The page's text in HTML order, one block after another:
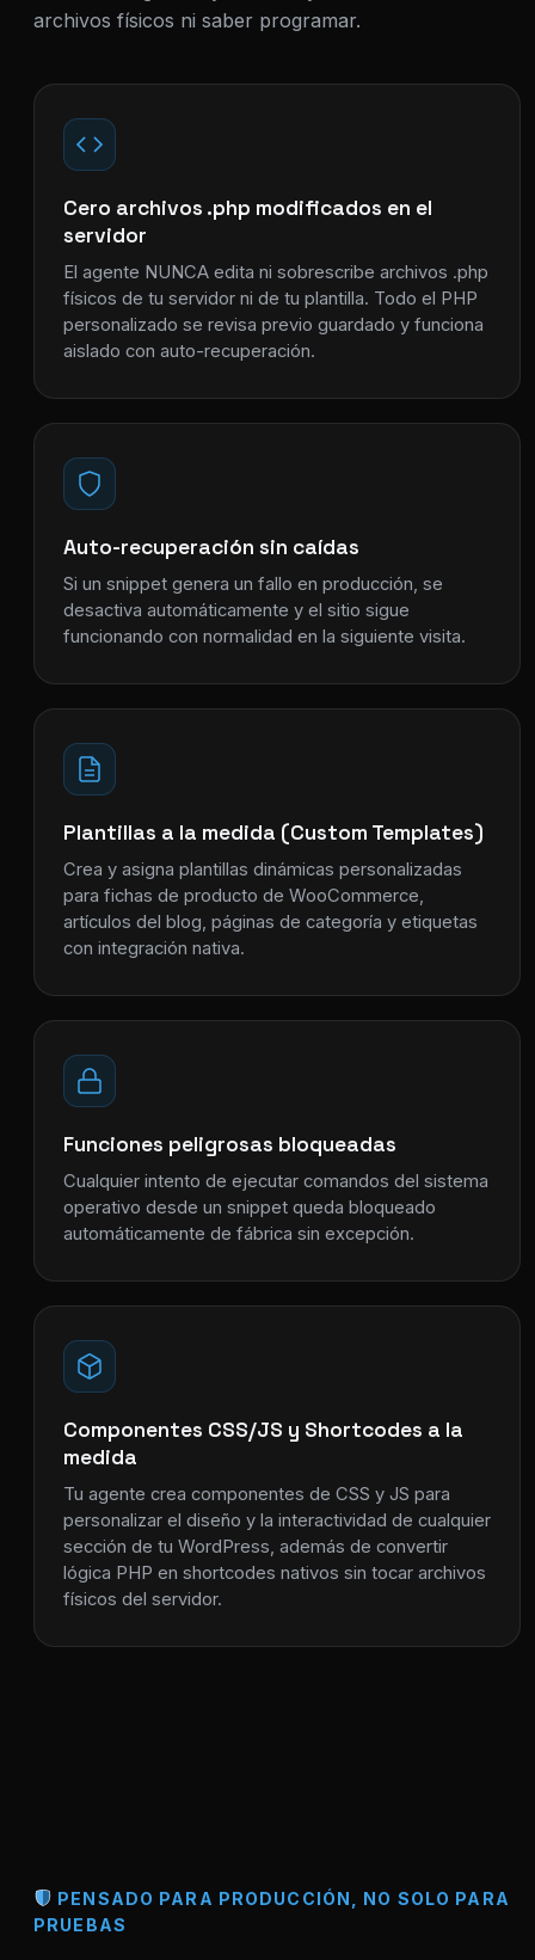
archivos físicos ni saber programar.
Cero archivos .php modificados en el
servidor
El agente NUNCA edita ni sobrescribe archivos .php
físicos de tu servidor ni de tu plantilla. Todo el PHP
personalizado se revisa previo guardado y funciona
aislado con auto-recuperación.
Auto-recuperación sin caídas
Si un snippet genera un fallo en producción, se
desactiva automáticamente y el sitio sigue
funcionando con normalidad en la siguiente visita.
Plantillas a la medida (Custom Templates)
Crea y asigna plantillas dinámicas personalizadas
para fichas de producto de WooCommerce,
artículos del blog, páginas de categoría y etiquetas
con integración nativa.
Funciones peligrosas bloqueadas
Cualquier intento de ejecutar comandos del sistema
operativo desde un snippet queda bloqueado
automáticamente de fábrica sin excepción.
Componentes CSS/JS y Shortcodes a la
medida
Tu agente crea componentes de CSS y JS para
personalizar el diseño y la interactividad de cualquier
sección de tu WordPress, además de convertir
lógica PHP en shortcodes nativos sin tocar archivos
físicos del servidor.
PENSADO PARA PRODUCCIÓN, NO SOLO PARA
PRUEBAS